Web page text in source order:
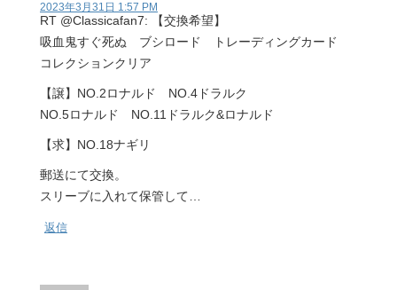
2023年3月31日 1:57 PM
RT @Classicafan7: 【交換希望】
吸血鬼すぐ死ぬ ブシロード トレーディングカード
コレクションクリア
【譲】NO.2ロナルド NO.4ドラルク
NO.5ロナルド NO.11ドラルク&ロナルド
【求】NO.18ナギリ
郵送にて交換。
スリーブに入れて保管して…
返信